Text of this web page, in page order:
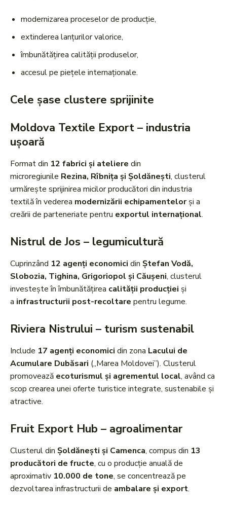
modernizarea proceselor de producție,
extinderea lanțurilor valorice,
îmbunătățirea calității produselor,
accesul pe piețele internaționale.
Cele șase clustere sprijinite
Moldova Textile Export – industria
ușoară
Format din 12 fabrici și ateliere din
microregiunile Rezina, Rîbnița și Șoldănești, clusterul
urmărește sprijinirea micilor producători din industria
textilă în vederea modernizării echipamentelorși a
creării de parteneriate pentru exportul internațional.
Nistrul de Jos – legumicultură
Cuprinzând 12 agenți economici din Ștefan Vodă,
Slobozia, Tighina, Grigoriopol și Căușeni, clusterul
investește în îmbunătățirea calității producției și
a infrastructurii post-recoltare pentru legume.
Riviera Nistrului – turism sustenabil
Include 17 agenți economici din zona Lacului de
Acumulare Dubăsari („Marea Moldovei”). Clusterul
promovează ecoturismul și agrementul local, având ca
scop crearea unei oferte turistice integrate, sustenabile și
atractive.
Fruit Export Hub – agroalimentar
Clusterul din Șoldănești și Camenca, compus din 13
producători de fructe, cu o producție anuală de
aproximativ 10.000 de tone, se concentrează pe
dezvoltarea infrastructurii de ambalare și export.